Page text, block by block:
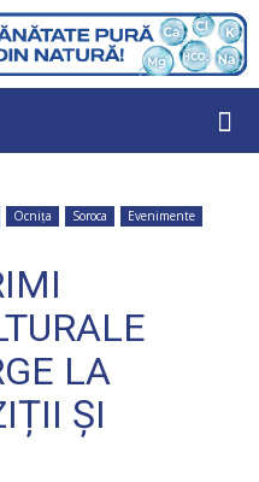
Ocnița Soroca
Evenimente
LA
ȘI